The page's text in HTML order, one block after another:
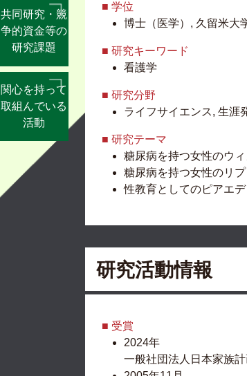
共同研究・競
争的資金等の
研究課題
関心を持って
取組んでいる
活動
■ 学位
博士（医学）, 久留米大
■ 研究キーワード
看護学
■ 研究分野
ライフサイエンス, 生涯
■ 研究テーマ
糖尿病を持つ女性のウ
糖尿病を持つ女性のリ
性教育としてのピアエ
研究活動情報
■ 受賞
2024年
一般社団法人日本家族